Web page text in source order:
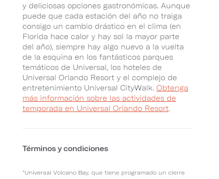
y deliciosas opciones gastronómicas. Aunque
puede que cada estación del año no traiga
consigo un cambio drástico en el clima (en
Florida hace calor y hay sol la mayor parte
del año), siempre hay algo nuevo a la vuelta
de la esquina en los fantásticos parques
temáticos de Universal, los hoteles de
Universal Orlando Resort y el complejo de
entretenimiento Universal CityWalk. Obtenga
más información sobre las actividades de
temporada en Universal Orlando Resort.
Términos y condiciones
"Universal Volcano Bay, que tiene programado un cierre